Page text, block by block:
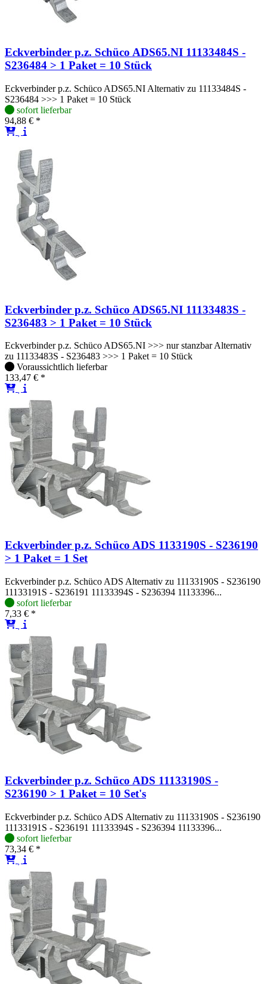
Eckverbinder p.z. Schüco ADS65.NI 11133484S -
S236484 > 1 Paket = 10 Stück
Eckverbinder p.z. Schüco ADS65.NI Alternativ zu 11133484S -
S236484 >>> 1 Paket = 10 Stück
sofort lieferbar
94,88 € *
Eckverbinder p.z. Schüco ADS65.NI 11133483S -
S236483 > 1 Paket = 10 Stück
Eckverbinder p.z. Schüco ADS65.NI >>> nur stanzbar Alternativ
zu 11133483S - S236483 >>> 1 Paket = 10 Stück
Voraussichtlich lieferbar
133,47 € *
Eckverbinder p.z. Schüco ADS 1133190S - S236190
> 1 Paket = 1 Set
Eckverbinder p.z. Schüco ADS Alternativ zu 11133190S - S236190
11133191S - S236191 11133394S - S236394 11133396...
sofort lieferbar
7,33 € *
Eckverbinder p.z. Schüco ADS 11133190S -
S236190 > 1 Paket = 10 Set's
Eckverbinder p.z. Schüco ADS Alternativ zu 11133190S - S236190
11133191S - S236191 11133394S - S236394 11133396...
sofort lieferbar
73,34 € *